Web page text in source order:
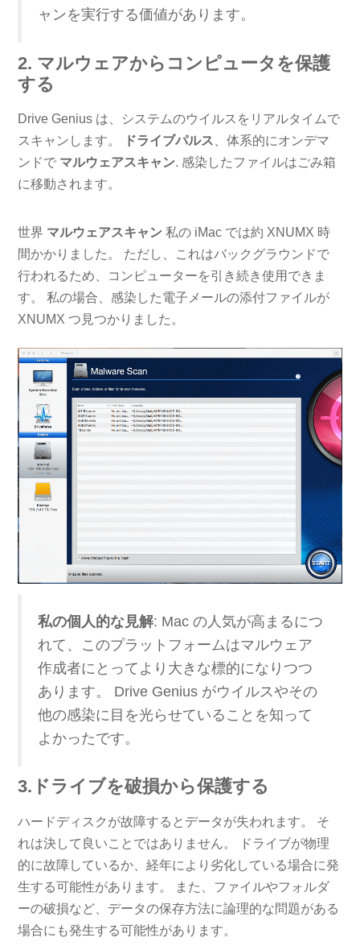
ャンを実行する価値があります。
2. マルウェアからコンピュータを保護
する
Drive Genius は、システムのウイルスをリアルタイムで
スキャンします。
ドライブパルス 、体系的にオンデマ
ンドで マルウェアスキャン. 感染したファイルはごみ箱
に移動されます。
世界 マルウェアスキャン 私の iMac では約 XNUMX 時
間かかりました。 ただし、これはバックグラウンドで
行われるため、コンピューターを引き続き使用できま
す。 私の場合、感染した電子メールの添付ファイルが
XNUMX つ見つかりました。
私の個人的な見解: Mac の人気が高まるにつ
れて、このプラットフォームはマルウェア
作成者にとってより大きな標的になりつつ
あります。 Drive Genius がウイルスやその
他の感染に目を光らせていることを知って
よかったです。
3.ドライブを破損から保護する
ハードディスクが故障するとデータが失われます。 そ
れは決して良いことではありません。 ドライブが物理
的に故障しているか、経年により劣化している場合に発
生する可能性があります。 また、ファイルやフォルダ
ーの破損など、データの保存方法に論理的な問題がある
場合にも発生する可能性があります。